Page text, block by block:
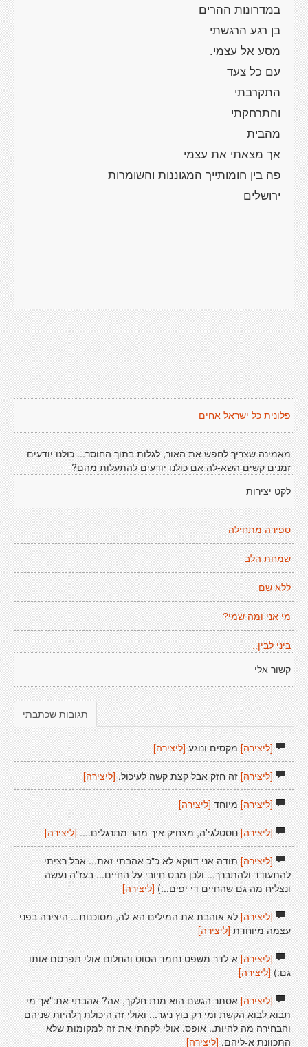
במדרונות ההרים
בן רגע הרגשתי
מסע אל עצמי.
עם כל צעד
התקרבתי
והתרחקתי
מהבית
אך מצאתי את עצמי
פה בין חומותייך המגוננות והשומרות
ירושלים
פלונית כל ישראל אחים
מאמינה שצריך לחפש את האור, לגלות בתוך החוסר... כולנו יודעים
זמנים קשים השא-לה אם כולנו יודעים להתעלות מהם?
לקט יצירות
ספירה מתחילה
שמחת הלב
ללא שם
מי אני ומה שמי?
ביני לבין..
קשור אלי
תגובות שכתבתי
[ליצירה]מקסים ונוגע [ליצירה]
[ליצירה]זה חזק אבל קצת קשה לעיכול.[ליצירה]
[ליצירה]מיוחד [ליצירה]
[ליצירה]נוסטלגי'ה, מצחיק איך מהר מתרגלים....[ליצירה]
[ליצירה]תודה אני דווקא לא כ"כ אהבתי זאת... אבל רציתי
להתעודד ולהתברך... ולכן מבט חיובי על החיים... בעז"ה נעשה
ונצליח מה גם שהחיים די יפים..:) [ליצירה]
[ליצירה]לא אוהבת את המילים הא-לה, מסוכנות... היצירה בפני
עצמה מיוחדת [ליצירה]
[ליצירה]א-לדר משפט נחמד הסוס והחלום אולי תפרסם אותו
גם:)[ליצירה]
[ליצירה]אסתר הגשם הוא מנת חלקך, אה? אהבתי את:"אך מי
תבוא לבוא הקשת ומי רק בוץ ניגר... ואולי זה היכולת ךלהיות שניהם
והבחירה מה להיות.. אופס, אולי לקחתי את זה למקומות שלא
התכוונת א-ליהם.[ליצירה]